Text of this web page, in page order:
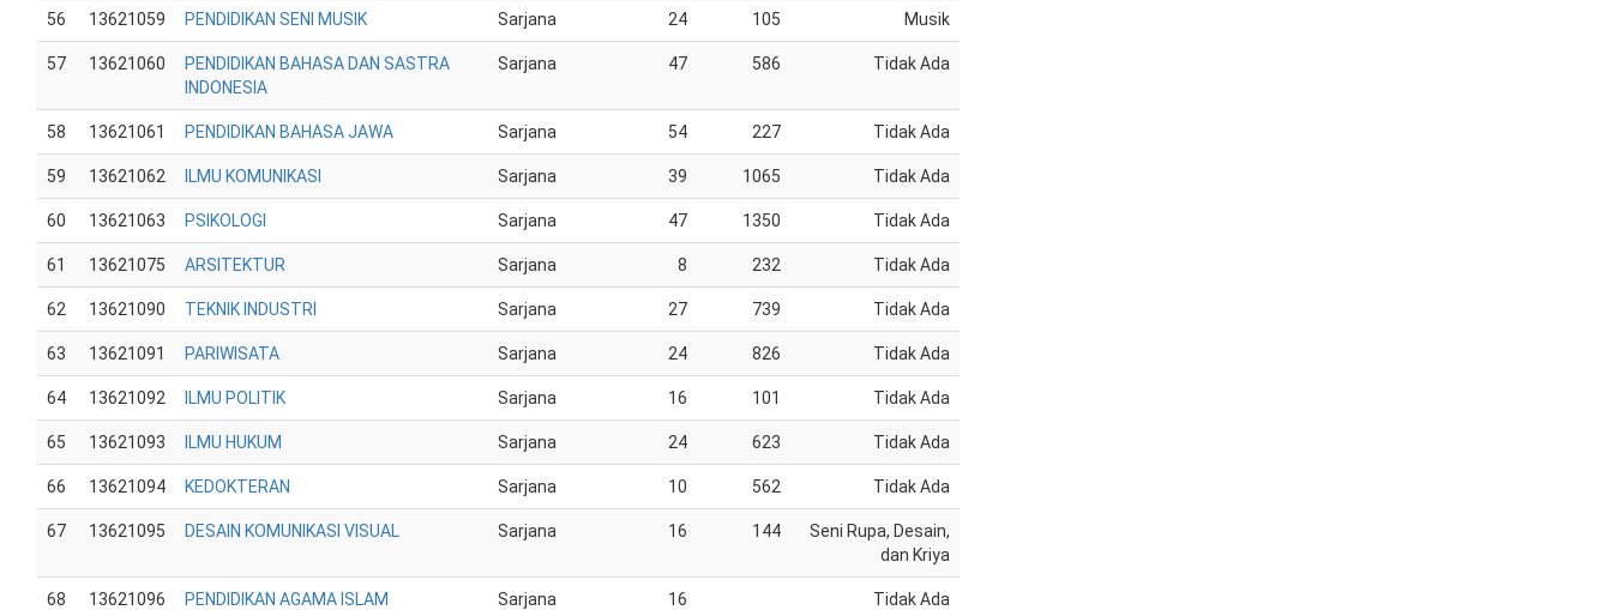
56 13621059 PENDIDIKAN SENI MUSIK Sarjana 24 105 Musik
57 13621060
PENDIDIKAN BAHASA DAN SASTRA
INDONESIA
Sarjana 47 586 Tidak Ada
58 13621061 PENDIDIKAN BAHASA JAWA Sarjana 54 227 Tidak Ada
59 13621062 ILMU KOMUNIKASI Sarjana 39 1065 Tidak Ada
60 13621063 PSIKOLOGI Sarjana 47 1350 Tidak Ada
61 13621075 ARSITEKTUR Sarjana 8 232 Tidak Ada
62 13621090 TEKNIK INDUSTRI Sarjana 27 739 Tidak Ada
63 13621091 PARIWISATA Sarjana 24 826 Tidak Ada
64 13621092 ILMU POLITIK Sarjana 16 101 Tidak Ada
65 13621093 ILMU HUKUM Sarjana 24 623 Tidak Ada
66 13621094 KEDOKTERAN Sarjana 10 562 Tidak Ada
67 13621095 DESAIN KOMUNIKASI VISUAL Sarjana 16 144
Seni Rupa, Desain,
dan Kriya
68 13621096 PENDIDIKAN AGAMA ISLAM Sarjana 16 Tidak Ada